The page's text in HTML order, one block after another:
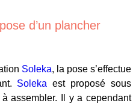
d’un plancher
Soleka, la pose s’effectue
Soleka est proposé sous
assembler. Il y a cependant